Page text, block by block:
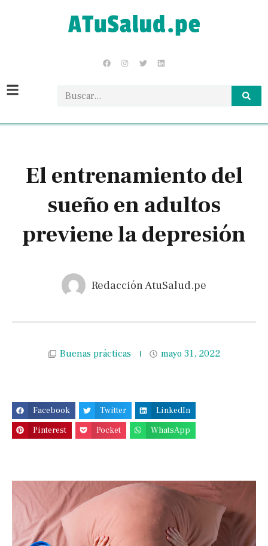
El entrenamiento del
sueño en adultos
previene la depresión
Redacción AtuSalud.pe
Buenas prácticas mayo 31, 2022
Facebook Twitter
LinkedIn
Pinterest
Pocket WhatsApp